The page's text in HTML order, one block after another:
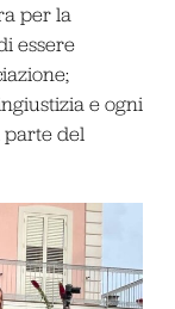
per la
essere
e ogni
parte del